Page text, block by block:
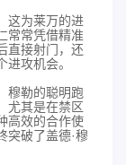
这为莱万的进
常常凭借精准
直接射门，还
攻机会。
穆勒的聪明跑
尤其是在禁区
高效的合作使
突破了盖德·穆